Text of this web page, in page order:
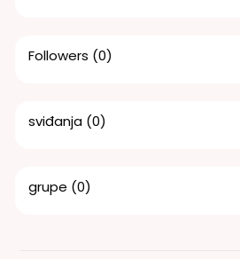
Followers (0)
sviđanja (0)
grupe (0)